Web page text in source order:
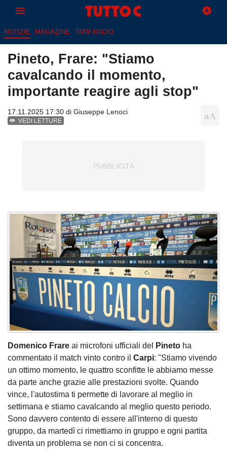
NOTIZIE MAGAZINE TMW RADIO
Pineto, Frare: "Stiamo
cavalcando il momento,
importante reagire agli stop"
17.11.2025 17:30 di Giuseppe Lenoci
VEDI LETTURE
Domenico Frare ai microfoni ufficiali del Pineto ha
commentato il match vinto contro il Carpi: "Stiamo vivendo
un ottimo momento, le quattro sconfitte le abbiamo messe
da parte anche grazie alle prestazioni svolte. Quando
vince, l'autostima ti permette di lavorare al meglio in
settimana e stiamo cavalcando al meglio questo periodo.
Sono davvero contento di essere all'interno di questo
gruppo, da martedì ci rimettiamo in gruppo e ogni partita
diventa un problema se non ci si concentra.